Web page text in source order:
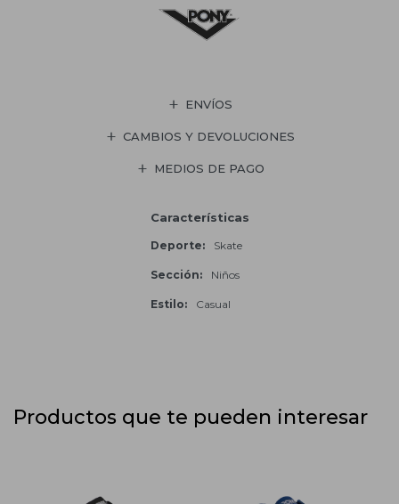
ENVÍOS
CAMBIOS Y DEVOLUCIONES
MEDIOS DE PAGO
Características
Deporte Skate
Sección Niños
Estilo Casual
Productos que te pueden interesar